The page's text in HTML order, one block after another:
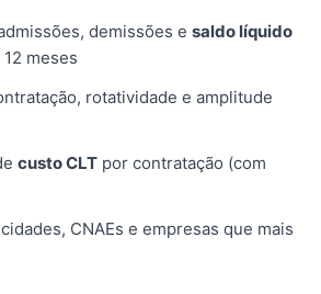
demissões e saldo líquido
meses
rotatividade e amplitude
custo CLT por contratação (com
CNAEs e empresas que mais